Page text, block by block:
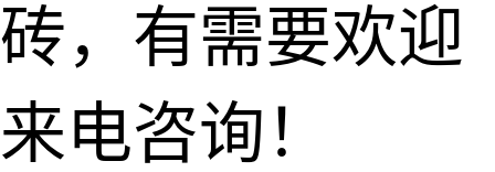
砖，有需要欢迎
来电咨询！